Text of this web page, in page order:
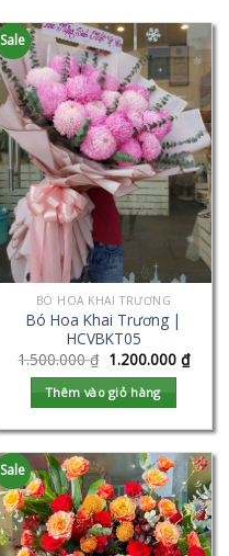
Sale
BÓ HOA KHAI TRƯƠNG
Bó Hoa Khai Trương |
HCVBKT05
1.500.000₫ 1.200.000 ₫
Thêm vào giỏ hàng
Sale